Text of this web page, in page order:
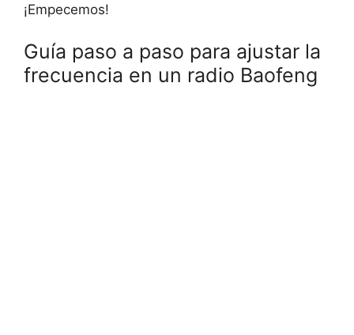
¡Empecemos!
Guía paso a paso para ajustar la
frecuencia en un radio Baofeng